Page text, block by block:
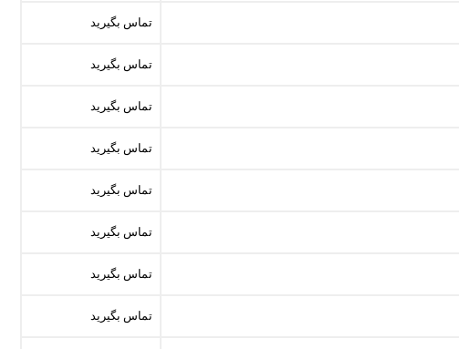
تماس بگیرید
تماس بگیرید
تماس بگیرید
تماس بگیرید
تماس بگیرید
تماس بگیرید
تماس بگیرید
تماس بگیرید